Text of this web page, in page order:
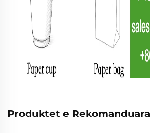
Produktet e Rekomanduara